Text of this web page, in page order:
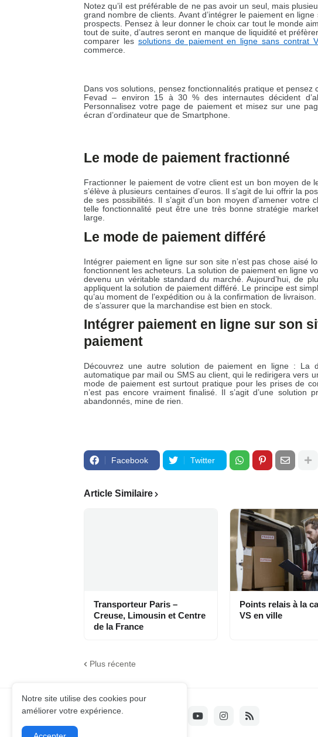
Notez qu’il est préférable de ne pas avoir un seul, mais
grand nombre de clients. Avant d’intégrer le paiement en
prospects. Pensez à leur donner le choix car tout le monde
tout de suite, d’autres seront en manque de liquidité et
comparer les solutions de paiement en ligne sans contrat
commerce.
Dans vos solutions, pensez fonctionnalités pratique et
Fevad – environ 15 à 30 % des internautes décident
Personnalisez votre page de paiement et misez sur une
écran d’ordinateur que de Smartphone.
Le mode de paiement fractionné
Fractionner le paiement de votre client est un bon moyen de
s’élève à plusieurs centaines d’euros. Il s’agit de lui offrir la
de ses possibilités. Il s’agit d’un bon moyen d’amener
telle fonctionnalité peut être une très bonne stratégie
large.
Le mode de paiement différé
Intégrer paiement en ligne sur son site n’est pas chose aisé
fonctionnent les acheteurs. La solution de paiement en ligne
devenu un véritable standard du marché. Aujourd’hui, de
appliquent la solution de paiement différé. Le principe est
qu’au moment de l’expédition ou à la confirmation de
de s’assurer que la marchandise est bien en stock.
Intégrer paiement en ligne sur son
paiement
Découvrez une autre solution de paiement en ligne : La
automatique par mail ou SMS au client, qui le redirigera vers
mode de paiement est surtout pratique pour les prises de
n’est pas encore vraiment finalisé. Il s’agit d’une
abandonnés, mine de rien.
Facebook Twitter
Article Similaire
Transporteur Paris –
Creuse, Limousin et Centre
de la France
Points relais à la
VS en ville
Plus récente
Notre site utilise des cookies pour
améliorer votre expérience.